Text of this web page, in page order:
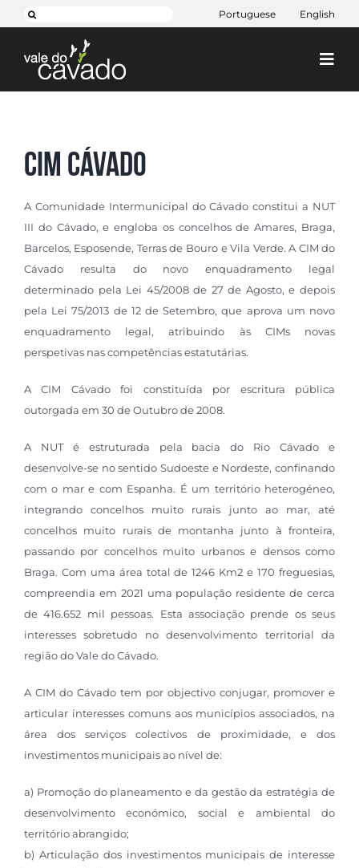
to
content
Search
Portuguese English
Projetos
+ CIM
CIM Cávado
A Comunidade Intermunicipal do Cávado constitui a NUT
III do Cávado, e engloba os concelhos de Amares, Braga,
Barcelos, Esposende, Terras de Bouro e Vila Verde. A CIM do
Cávado resulta do novo enquadramento legal
determinado pela Lei 45/2008 de 27 de Agosto, e depois
pela Lei 75/2013 de 12 de Setembro, que aprova um novo
enquadramento legal, atribuindo às CIMs novas
perspetivas nas competências estatutárias.
A CIM Cávado foi constituída por escritura pública
outorgada em 30 de Outubro de 2008.
A NUT é estruturada pela bacia do Rio Cávado e
desenvolve-se no sentido Sudoeste e Nordeste, confinando
com o mar e com Espanha. É um território heterogéneo,
integrando concelhos muito rurais junto ao mar, até
concelhos muito rurais de montanha junto à fronteira,
passando por concelhos muito urbanos e densos como
Braga. Com uma área total de 1246 Km2 e 170 freguesias,
compreendia em 2021 uma população residente de cerca
de 416.652 mil pessoas. Esta associação prende os seus
interesses sobretudo no desenvolvimento territorial da
região do Vale do Cávado.
A CIM do Cávado tem por objectivo conjugar, promover e
articular interesses comuns aos municípios associados, na
área dos serviços colectivos de proximidade, e dos
investimentos municipais ao nível de:
a) Promoção do planeamento e da gestão da estratégia de
desenvolvimento económico, social e ambiental do
território abrangido;
b) Articulação dos investimentos municipais de interesse